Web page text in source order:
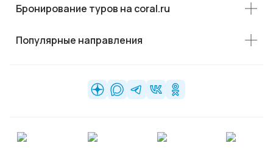
Бронирование туров на coral.ru
Популярные направления